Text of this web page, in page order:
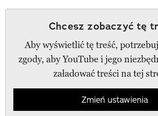
Chcesz zobaczyć tę
Aby wyświetlić tę treść,
zgody, aby YouTube i jego
załadować treści na tej
Zmień ustawienia